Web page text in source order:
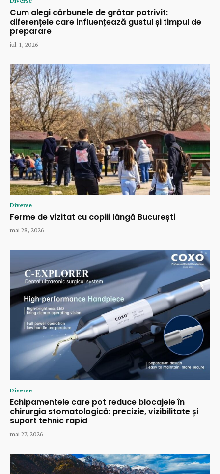
Cum alegi cărbunele de grătar potrivit:
diferențele care influențează gustul și timpul de
preparare
iul. 1, 2026
Diverse
Ferme de vizitat cu copiii lângă București
mai 28, 2026
Diverse
Echipamentele care pot reduce blocajele în
chirurgia stomatologică: precizie, vizibilitate și
suport tehnic rapid
mai 27, 2026